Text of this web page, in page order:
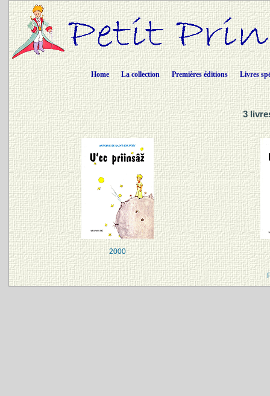
Home La collection Premières éditions Livres
3
2000